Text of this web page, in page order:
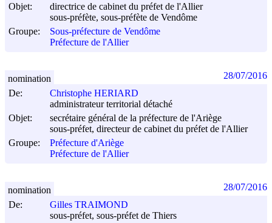
Objet:
directrice de cabinet du préfet de l'Allier
sous-préfète, sous-préfète de Vendôme
Groupe:
Sous-préfecture de Vendôme
Préfecture de l'Allier
De:
Christophe HERIARD
administrateur territorial détaché
Objet:
secrétaire général de la préfecture de l'Ariège
sous-préfet, directeur de cabinet du préfet de l'Allier
Groupe:
Préfecture d'Ariège
Préfecture de l'Allier
nomination 28/07/2016
De:
Gilles TRAIMOND
sous-préfet, sous-préfet de Thiers
nomination 28/07/2016